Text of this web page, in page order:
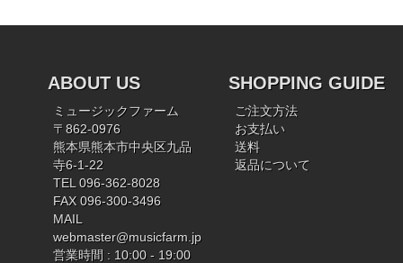
ABOUT US
ミュージックファーム
〒862-0976
熊本県熊本市中央区九品
寺6-1-22
TEL 096-362-8028
FAX 096-300-3496
MAIL
webmaster@musicfarm.jp
営業時間 : 10:00 - 19:00
SHOPPING GUIDE
ご注文方法
お支払い
送料
返品について